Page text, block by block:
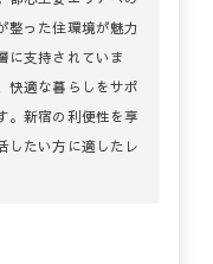
整った住環境が魅力
に支持されていま
快適な暮らしをサポ
。新宿の利便性を享
したい方に適したレ